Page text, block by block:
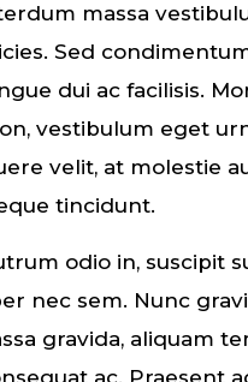
massa
Sed
dui ac facilisis.
vestibulum eget
velit, at molestie
tincidunt.
odio in, suscipit
nec sem. Nunc
gravida, aliquam
ac. Praesent